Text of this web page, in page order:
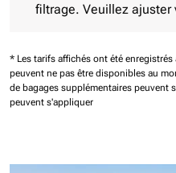
filtrage. Veuillez ajuster
* Les tarifs affichés ont été
peuvent ne pas être disponibles au
de bagages supplémentaires peuvent
peuvent s'appliquer